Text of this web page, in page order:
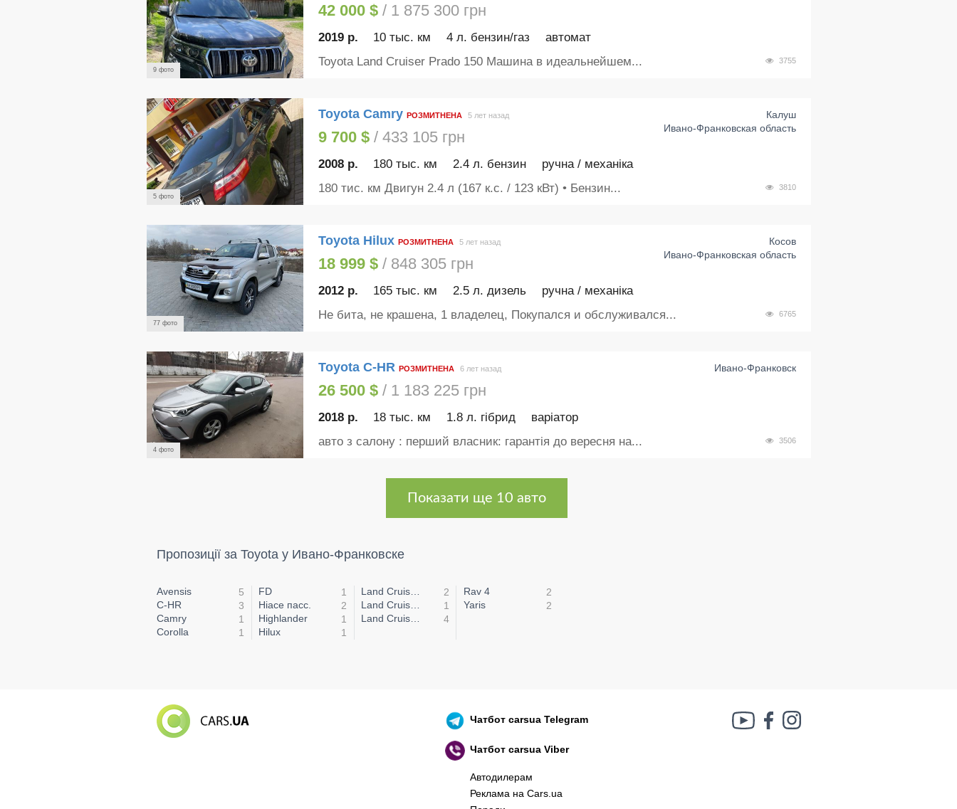
9 фото
42 000 $/ 1 875 300 грн
2019 р. 10 тыс. км 4 л. бензин/газ автомат
3755
Toyota Land Cruiser Prado 150 Машина в идеальнейшем...
5 фото
Toyota Camry РОЗМИТНЕНА
Калуш
Ивано-Франковская область
5 лет назад
9 700 $/ 433 105 грн
2008 р. 180 тыс. км 2.4 л. бензин ручна / механіка
3810
180 тис. км Двигун 2.4 л (167 к.с. / 123 кВт) • Бензин...
77 фото
Toyota Hilux РОЗМИТНЕНА
Косов
Ивано-Франковская область
5 лет назад
18 999 $/ 848 305 грн
2012 р. 165 тыс. км 2.5 л. дизель ручна / механіка
6765
Не бита, не крашена, 1 владелец, Покупался и обслуживался...
4 фото
Toyota C-HR РОЗМИТНЕНА Ивано-Франковск
6 лет назад
26 500 $/ 1 183 225 грн
2018 р. 18 тыс. км 1.8 л. гібрид варіатор
3506
авто з салону : перший власник: гарантія до вересня на...
Показати ще 10 авто
Пропозиції за Toyota у Ивано-Франковске
Avensis
5
C-HR
3
Camry
1
Corolla
1
FD
1
Hiace пасс.
2
Highlander
1
Hilux
1
Land Cruiser 100
2
Land Cruiser 200
1
Land Cruiser Prado
4
Rav 4
2
Yaris
2
Чатботcarsua Telegram
Чатботcarsua Viber
Автодилерам
Реклама на Cars.ua